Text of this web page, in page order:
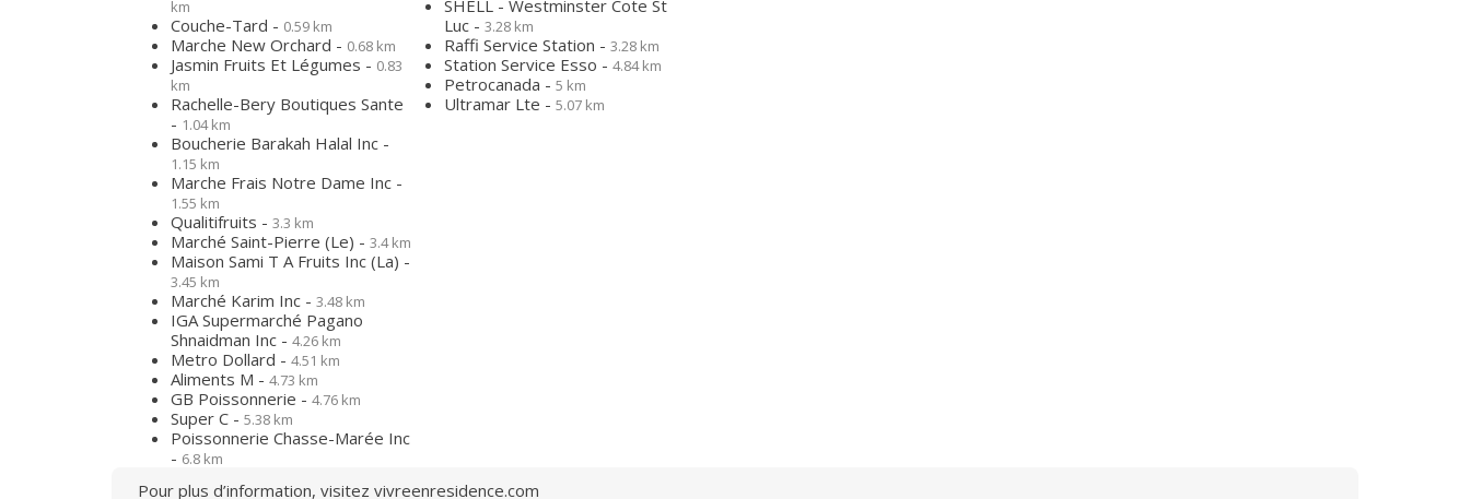
km
Couche-Tard - 0.59 km
Marche New Orchard - 0.68 km
Jasmin Fruits Et Légumes - 0.83
km
Rachelle-Bery Boutiques Sante
- 1.04 km
Boucherie Barakah Halal Inc -
1.15 km
Marche Frais Notre Dame Inc -
1.55 km
Qualitifruits - 3.3 km
Marché Saint-Pierre (Le) - 3.4 km
Maison Sami T A Fruits Inc (La) -
3.45 km
Marché Karim Inc - 3.48 km
IGA Supermarché Pagano
Shnaidman Inc - 4.26 km
Metro Dollard - 4.51 km
Aliments M - 4.73 km
GB Poissonnerie - 4.76 km
Super C - 5.38 km
Poissonnerie Chasse-Marée Inc
- 6.8 km
SHELL - Westminster Cote St
Luc - 3.28 km
Raffi Service Station - 3.28 km
Station Service Esso - 4.84 km
Petrocanada - 5 km
Ultramar Lte - 5.07 km
Pour plus d’information, visitez vivreenresidence.com